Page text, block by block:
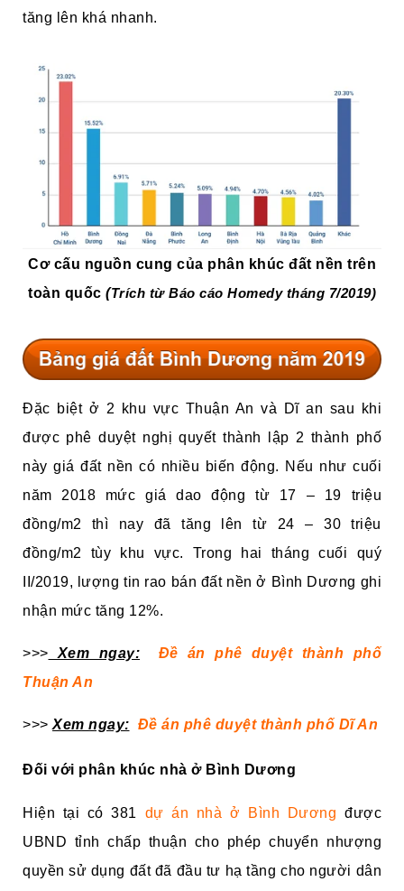
tăng lên khá nhanh.
Cơ cấu nguồn cung của phân khúc đất nền trên
toàn quốc (Trích từ Báo cáo Homedy tháng 7/2019)
Đặc biệt ở 2 khu vực Thuận An và Dĩ an sau khi
được phê duyệt nghị quyết thành lập 2 thành phố
này giá đất nền có nhiều biến động. Nếu như cuối
năm 2018 mức giá dao động từ 17 – 19 triệu
đồng/m2 thì nay đã tăng lên từ 24 – 30 triệu
đồng/m2 tùy khu vực. Trong hai tháng cuối quý
II/2019, lượng tin rao bán đất nền ở Bình Dương ghi
nhận mức tăng 12%.
>>> Xem ngay:
Đề án phê duyệt thành phố
Thuận An
>>>Xem ngay: Đề án phê duyệt thành phố Dĩ An
Đối với phân khúc nhà ở Bình Dương
Hiện tại có 381 dự án nhà ở Bình Dương được
UBND tỉnh chấp thuận cho phép chuyển nhượng
quyền sử dụng đất đã đầu tư hạ tầng cho người dân